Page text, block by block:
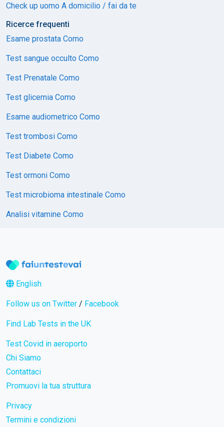
Check up uomo A domicilio / fai da te
Ricerce frequenti
Esame prostata Como
Test sangue occulto Como
Test Prenatale Como
Test glicemia Como
Esame audiometrico Como
Test trombosi Como
Test Diabete Como
Test ormoni Como
Test microbioma intestinale Como
Analisi vitamine Como
English
Follow us on Twitter / Facebook
Find Lab Tests in the UK
Test Covid in aeroporto
Chi Siamo
Contattaci
Promuovi la tua struttura
Privacy
Termini e condizioni